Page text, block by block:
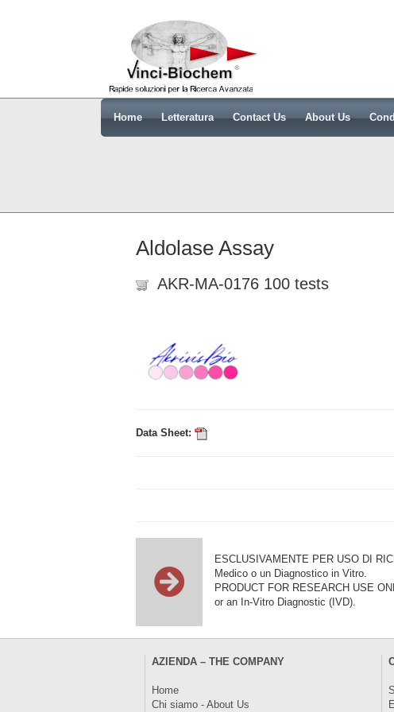
Home Letteratura Contact Us About Us
Aldolase Assay
AKR-MA-0176 100 tests
Data Sheet:
ESCLUSIVAMENTE PER USO DI
Medico o un Diagnostico in Vitro.
PRODUCT FOR RESEARCH USE
or an In-Vitro Diagnostic (IVD).
AZIENDA – THE COMPANY
Home
Chi siamo - About Us